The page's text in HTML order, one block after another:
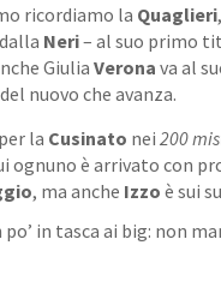
ricordiamo la Quaglieri
Neri– al suo primo
GiuliaVerona va al
nuovo che avanza.
la Cusinato nei200
ognuno è arrivato con
, ma anche Izzo è sui
po’ in tasca ai big: non